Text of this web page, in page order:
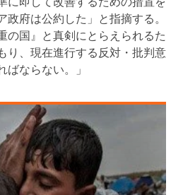
政府は公約した」と指摘する。
の国』と真剣にとらえられるた
り、現在進行する反対・批判意
ばならない。」